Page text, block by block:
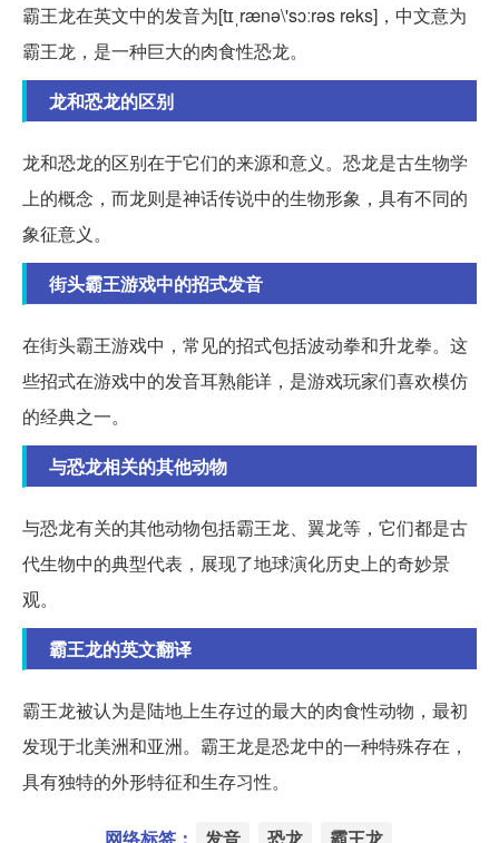
霸王龙在英文中的发音为[tɪˌrænə\'sɔːrəs reks]，中文意为
霸王龙，是一种巨大的肉食性恐龙。
龙和恐龙的区别
龙和恐龙的区别在于它们的来源和意义。恐龙是古生物学
上的概念，而龙则是神话传说中的生物形象，具有不同的
象征意义。
街头霸王游戏中的招式发音
在街头霸王游戏中，常见的招式包括波动拳和升龙拳。这
些招式在游戏中的发音耳熟能详，是游戏玩家们喜欢模仿
的经典之一。
与恐龙相关的其他动物
与恐龙有关的其他动物包括霸王龙、翼龙等，它们都是古
代生物中的典型代表，展现了地球演化历史上的奇妙景
观。
霸王龙的英文翻译
霸王龙被认为是陆地上生存过的最大的肉食性动物，最初
发现于北美洲和亚洲。霸王龙是恐龙中的一种特殊存在，
具有独特的外形特征和生存习性。
网络标签： 发音 恐龙 霸王龙